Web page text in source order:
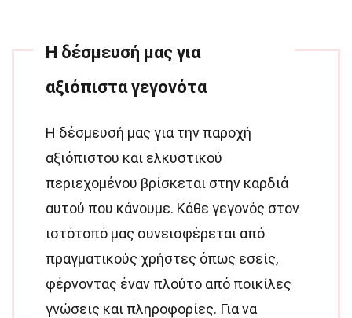
Η δέσμευσή μας για
αξιόπιστα γεγονότα
Η δέσμευσή μας για την παροχή
αξιόπιστου και ελκυστικού
περιεχομένου βρίσκεται στην καρδιά
αυτού που κάνουμε. Κάθε γεγονός στον
ιστότοπό μας συνεισφέρεται από
πραγματικούς χρήστες όπως εσείς,
φέρνοντας έναν πλούτο από ποικίλες
γνώσεις και πληροφορίες. Για να